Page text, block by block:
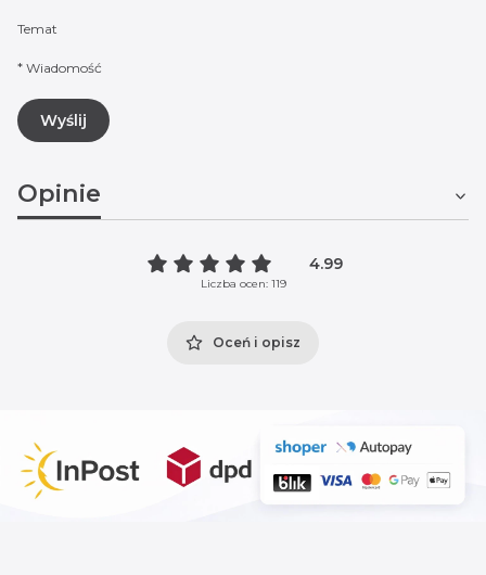
Temat
* Wiadomość
Wyślij
Opinie
4.99
Liczba ocen: 119
Oceń i opisz